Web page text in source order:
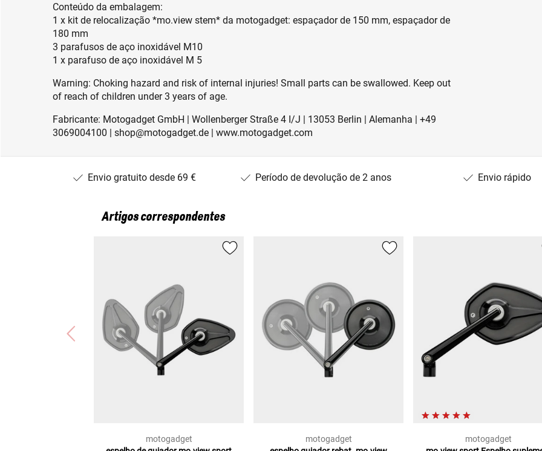
Conteúdo da embalagem:
1 x kit de relocalização *mo.view stem* da motogadget: espaçador de 150 mm, espaçador de
180 mm
3 parafusos de aço inoxidável M10
1 x parafuso de aço inoxidável M 5
Warning: Choking hazard and risk of internal injuries! Small parts can be swallowed. Keep out
of reach of children under 3 years of age.
Fabricante: Motogadget GmbH | Wollenberger Straße 4 I/J | 13053 Berlin | Alemanha | +49
3069004100 | shop@motogadget.de | www.motogadget.com
Envio gratuito desde 69 € Período de devolução de 2 anos Envio rápido
Artigos correspondentes
motogadget
motogadget
motogadget